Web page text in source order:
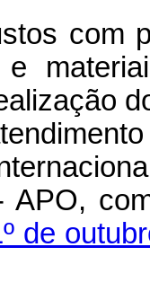
com
e
APO,
de